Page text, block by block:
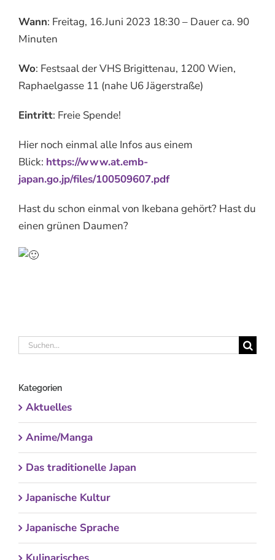
Wann: Freitag, 16.Juni 2023 18:30 – Dauer ca. 90
Minuten
Wo: Festsaal der VHS Brigittenau, 1200 Wien,
Raphaelgasse 11 (nahe U6 Jägerstraße)
Eintritt: Freie Spende!
Hier noch einmal alle Infos aus einem
Blick: https://www.at.emb-
japan.go.jp/files/100509607.pdf
Hast du schon einmal von Ikebana gehört? Hast du
einen grünen Daumen?
Suche
Kategorien
Aktuelles
Anime/Manga
Das traditionelle Japan
Japanische Kultur
Japanische Sprache